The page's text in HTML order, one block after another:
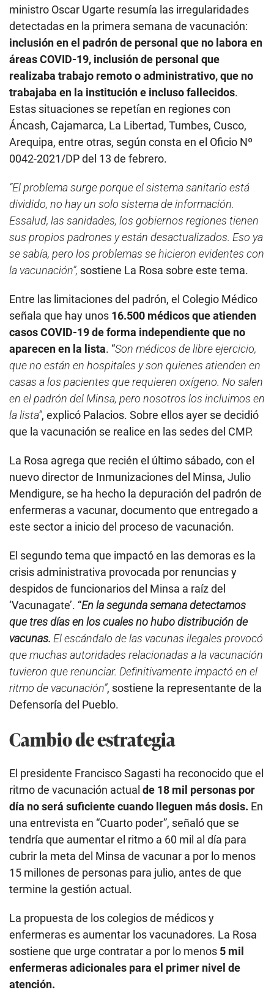
ministro Oscar Ugarte resumía las irregularidades
detectadas en la primera semana de vacunación:
inclusión en el padrón de personal que no labora en
áreas COVID-19, inclusión de personal que
realizaba trabajo remoto o administrativo, que no
trabajaba en la institución e incluso fallecidos.
Estas situaciones se repetían en regiones con
Áncash, Cajamarca, La Libertad, Tumbes, Cusco,
Arequipa, entre otras, según consta en el Oficio Nº
0042-2021/DP del 13 de febrero.
“El problema surge porque el sistema sanitario está
dividido, no hay un solo sistema de información.
Essalud, las sanidades, los gobiernos regiones tienen
sus propios padrones y están desactualizados. Eso ya
se sabía, pero los problemas se hicieron evidentes con
la vacunación”, sostiene La Rosa sobre este tema.
Entre las limitaciones del padrón, el Colegio Médico
señala que hay unos 16.500 médicos que atienden
casos COVID-19 de forma independiente que no
aparecen en la lista. “Son médicos de libre ejercicio,
que no están en hospitales y son quienes atienden en
casas a los pacientes que requieren oxígeno. No salen
en el padrón del Minsa, pero nosotros los incluimos en
la lista”, explicó Palacios. Sobre ellos ayer se decidió
que la vacunación se realice en las sedes del CMP.
La Rosa agrega que recién el último sábado, con el
nuevo director de Inmunizaciones del Minsa, Julio
Mendigure, se ha hecho la depuración del padrón de
enfermeras a vacunar, documento que entregado a
este sector a inicio del proceso de vacunación.
El segundo tema que impactó en las demoras es la
crisis administrativa provocada por renuncias y
despidos de funcionarios del Minsa a raíz del
‘Vacunagate’. “En la segunda semana detectamos
que tres días en los cuales no hubo distribución de
vacunas. El escándalo de las vacunas ilegales provocó
que muchas autoridades relacionadas a la vacunación
tuvieron que renunciar. Definitivamente impactó en el
ritmo de vacunación”, sostiene la representante de la
Defensoría del Pueblo.
Cambio de estrategia
El presidente Francisco Sagasti ha reconocido que el
ritmo de vacunación actual de 18 mil personas por
día no será suficiente cuando lleguen más dosis. En
una entrevista en “Cuarto poder”, señaló que se
tendría que aumentar el ritmo a 60 mil al día para
cubrir la meta del Minsa de vacunar a por lo menos
15 millones de personas para julio, antes de que
termine la gestión actual.
La propuesta de los colegios de médicos y
enfermeras es aumentar los vacunadores. La Rosa
sostiene que urge contratar a por lo menos 5 mil
enfermeras adicionales para el primer nivel de
atención.